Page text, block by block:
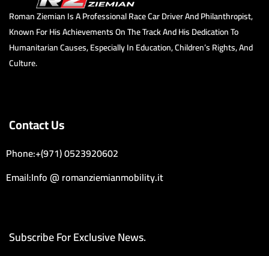
Roman Ziemian Is A Professional Race Car Driver And Philanthropist,
Known For His Achievements On The Track And His Dedication To
Humanitarian Causes, Especially In Education, Children’s Rights, And
Culture.
Contact Us
Phone:+(971) 0523920602
Email:Info @ romanziemianmobility.it
Subscribe For Exclusive News.